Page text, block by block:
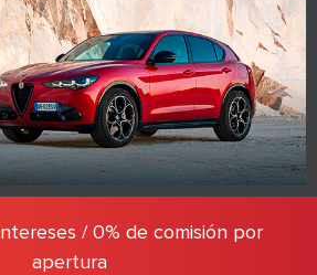
/ 0% de comisión por
apertura